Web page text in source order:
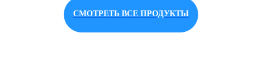
СМОТРЕТЬ ВСЕ ПРОДУКТЫ